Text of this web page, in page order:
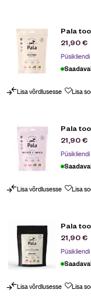
Pala
21,90€
Lisa võrdlusesse Lisa
Pala
21,90€
Lisa võrdlusesse Lisa
Pala
21,90€
Lisa võrdlusesse Lisa